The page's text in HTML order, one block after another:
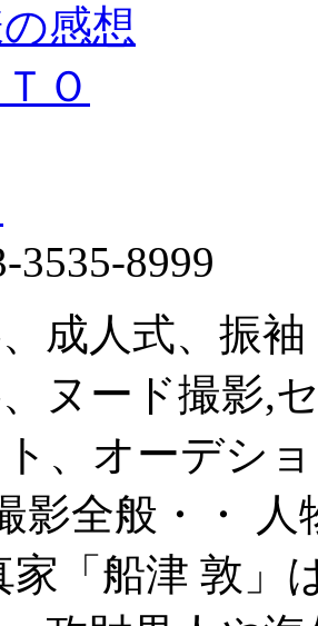
感想
Ｏ
3535-8999
成人式、振
ヌード撮影,
、オーデシ
影全般・・
家「船津 敦」